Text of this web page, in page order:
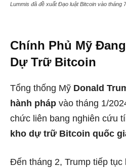
Lummis đã đề xuất Đạo luật Bitcoin vào tháng
Chính Phủ Mỹ
Dự Trữ Bitcoin
Tổng thống Mỹ Donald
hành pháp vào tháng 1/
chức liên bang nghiên cứu
kho dự trữ Bitcoin quốc
Đến tháng 2, Trump tiếp tục